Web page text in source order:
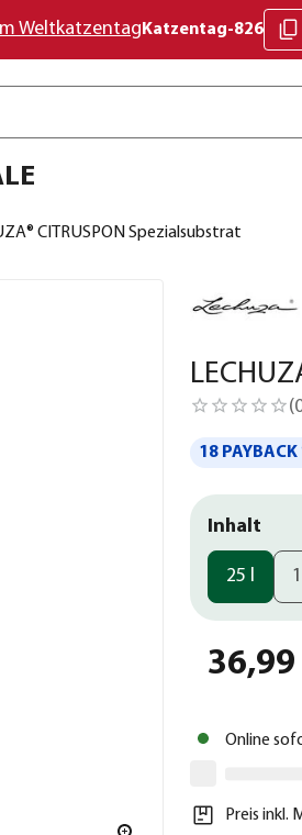
Weltkatzentag Katzentag-826
CITRUSPON Spezialsubstrat
(
18
Inhalt
25 l
36,99
Online
Preis inkl.